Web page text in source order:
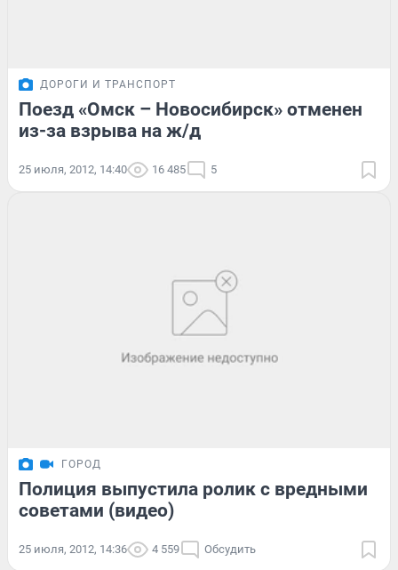
ДОРОГИ И ТРАНСПОРТ
Поезд «Омск – Новосибирск» отменен
из-за взрыва на ж/д
25 июля, 2012, 14:40 16 485 5
ГОРОД
Полиция выпустила ролик с вредными
советами (видео)
25 июля, 2012, 14:36 4 559 Обсудить